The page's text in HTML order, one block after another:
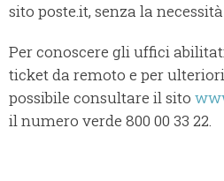
sito poste.it, senza la
Per conoscere gli uffici
ticket da remoto e per
possibile consultare il sito
il numero verde 800 00 33 22.